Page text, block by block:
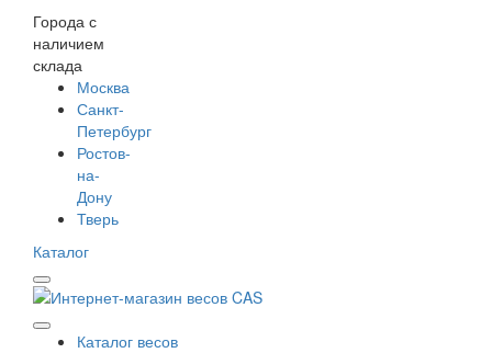
Города с
наличием
склада
Москва
Санкт-
Петербург
Ростов-
на-
Дону
Тверь
Каталог
Каталог весов